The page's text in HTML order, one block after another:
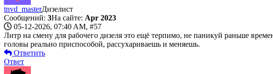
tnvd_masterДизелист
Сообщений: 3На сайте: Apr 2023
05-12-2026, 07:40 AM, #57
Литр на смену для рабочего дизеля это ещё терпимо, не паникуй раньше
головы реально приспособой, рассухариваешь и меняешь.
Ответить
Ответ